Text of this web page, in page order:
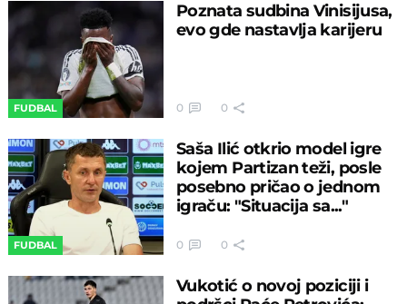
FUDBAL
Poznata sudbina Vinisijusa,
evo gde nastavlja karijeru
0 0
FUDBAL
Saša Ilić otkrio model igre
kojem Partizan teži, posle
posebno pričao o jednom
igraču: "Situacija sa..."
0 0
Vukotić o novoj poziciji i